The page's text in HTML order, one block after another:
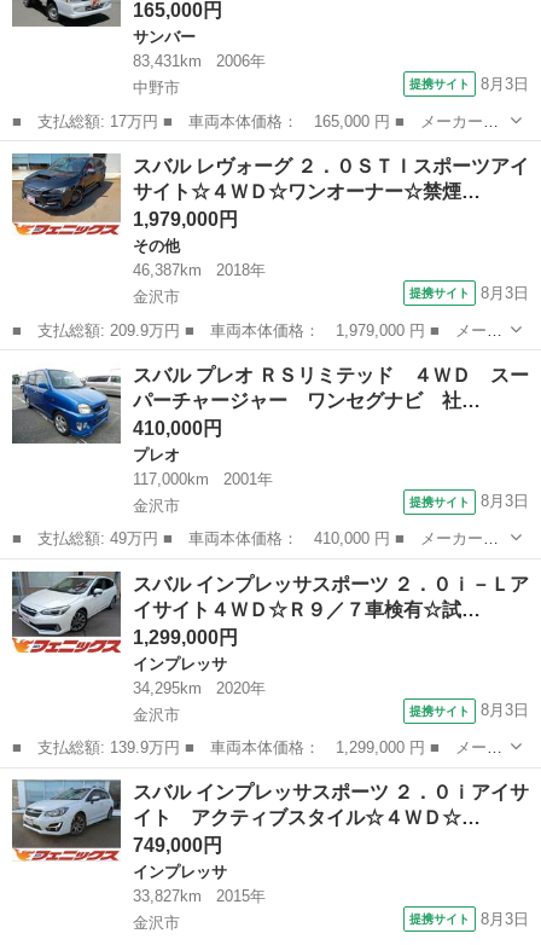
165,000円
サンバー
83,431km
2006年
中野市
提携サイト 8月3日
■ 支払総額: 17万円 ■ 車両本体価格： 165,000 円 ■ メーカー
名： スバル ■ 車種名： サンバートラック ■ グレード名： Ｊ
Ａ ４ＷＤ ５ＭＴ ＥＴＣ Ｔベルト交換済み 車検８年１１月
エアコンなし ■...
長野 中野市
スバル レヴォーグ ２．０ＳＴＩスポーツアイ
サイト☆４ＷＤ☆ワンオーナー☆禁煙…
1,979,000円
その他
46,387km
2018年
金沢市
提携サイト 8月3日
■ 支払総額: 209.9万円 ■ 車両本体価格： 1,979,000 円 ■ メーカ
ー名： スバル ■ 車種名： レヴォーグ ■ グレード名： ２．０
ＳＴＩスポーツアイサイト☆４ＷＤ☆ワンオーナー☆禁煙☆ サンル
ーフ☆８...
スバル プレオ ＲＳリミテッド ４ＷＤ スー
パーチャージャー ワンセグナビ 社…
410,000円
プレオ
117,000km
2001年
金沢市
提携サイト 8月3日
■ 支払総額: 49万円 ■ 車両本体価格： 410,000 円 ■ メーカー
名： スバル ■ 車種名： プレオ ■ グレード名： ＲＳリミテッ
ド ４ＷＤ スーパーチャージャー ワンセグナビ 社外バックカメ
ラ タイミングベ...
石川 金沢市
スバル インプレッサスポーツ ２．０ｉ－Ｌア
イサイト４ＷＤ☆Ｒ９／７車検有☆試…
1,299,000円
インプレッサ
34,295km
2020年
金沢市
提携サイト 8月3日
■ 支払総額: 139.9万円 ■ 車両本体価格： 1,299,000 円 ■ メーカ
ー名： スバル ■ 車種名： インプレッサスポーツ ■ グレード
名： ２．０ｉ－Ｌアイサイト４ＷＤ☆Ｒ９／７車検有☆試乗ＯＫ
４ＷＤ☆Ｒ...
石川 金沢市 インプレッサ
スバル インプレッサスポーツ ２．０ｉアイサ
イト アクティブスタイル☆４ＷＤ☆…
749,000円
インプレッサ
33,827km
2015年
金沢市
提携サイト 8月3日